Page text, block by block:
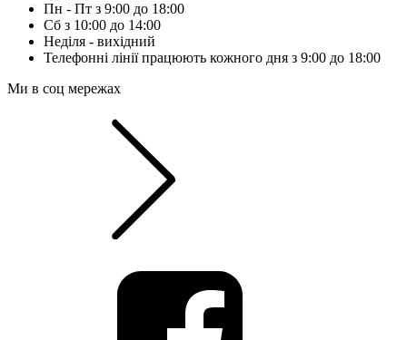
Пн - Пт з 9:00 до 18:00
Сб з 10:00 до 14:00
Неділя - вихідний
Телефонні лінії працюють кожного дня з 9:00 до 18:00
Ми в соц мережах